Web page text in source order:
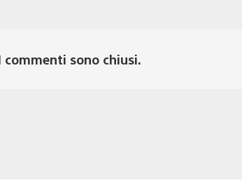
commenti sono chiusi.